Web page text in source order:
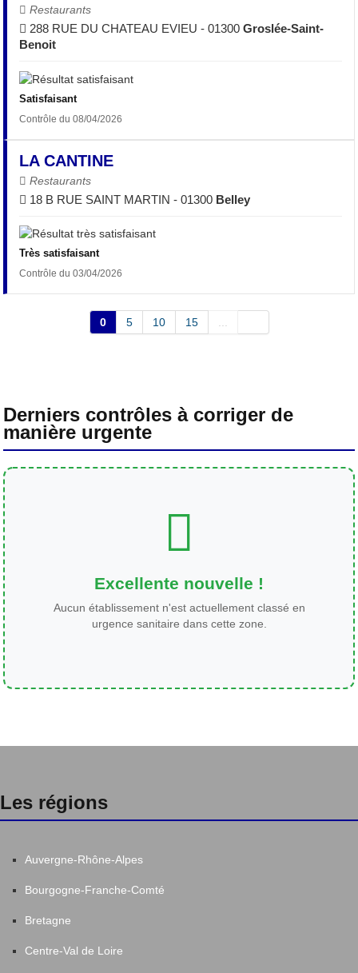
Restaurants
288 RUE DU CHATEAU EVIEU - 01300Groslée-Saint-
Benoit
Satisfaisant
Contrôle du 08/04/2026
LA CANTINE
Restaurants
18 B RUE SAINT MARTIN - 01300 Belley
Très satisfaisant
Contrôle du 03/04/2026
0 5 10 15
Derniers contrôles à corriger de
manière urgente
Excellente nouvelle !
Aucun établissement n'est actuellement classé en
urgence sanitaire dans cette zone.
Les régions
Auvergne-Rhône-Alpes
Bourgogne-Franche-Comté
Bretagne
Centre-Val de Loire